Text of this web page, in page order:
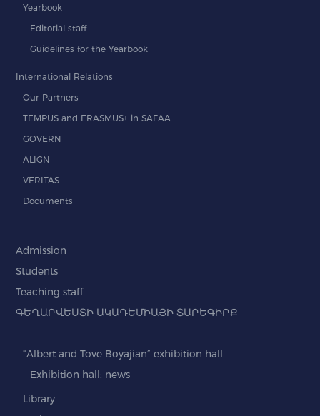
Yearbook
Editorial staff
Guidelines for the Yearbook
International Relations
Our Partners
TEMPUS and ERASMUS+ in SAFAA
GOVERN
ALIGN
VERITAS
Documents
Admission
Students
Teaching staff
ԳԵՂԱՐՎԵՍՏԻ ԱԿԱԴԵՄԻԱՅԻ ՏԱՐԵԳԻՐՔ
“Albert and Tove Boyajian” exhibition hall
Exhibition hall: news
Library